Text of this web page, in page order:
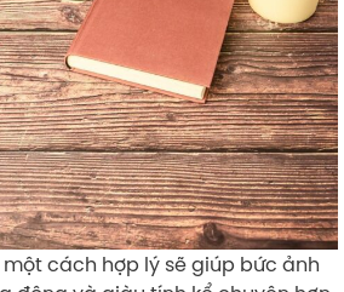
cách hợp lý sẽ giúp bức ảnh